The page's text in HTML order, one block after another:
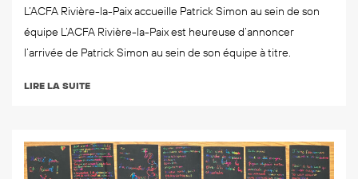
L’ACFA Rivière-la-Paix accueille Patrick Simon au sein de son
équipe L’ACFA Rivière-la-Paix est heureuse d’annoncer
l’arrivée de Patrick Simon au sein de son équipe à titre.
LIRE LA SUITE